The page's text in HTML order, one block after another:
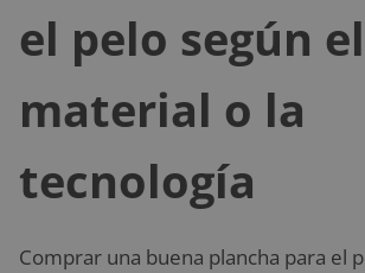
el pelo según el
material o la
tecnología
Comprar una buena plancha para el